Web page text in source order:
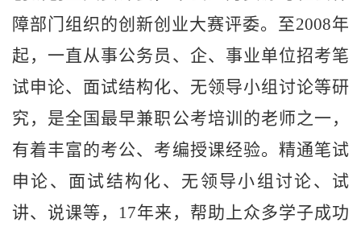
障部门组织的创新创业大赛评委。至2008年
起，一直从事公务员、企、事业单位招考笔
试申论、面试结构化、无领导小组讨论等研
究，是全国最早兼职公考培训的老师之一，
有着丰富的考公、考编授课经验。精通笔试
申论、面试结构化、无领导小组讨论、试
讲、说课等，17年来，帮助上众多学子成功